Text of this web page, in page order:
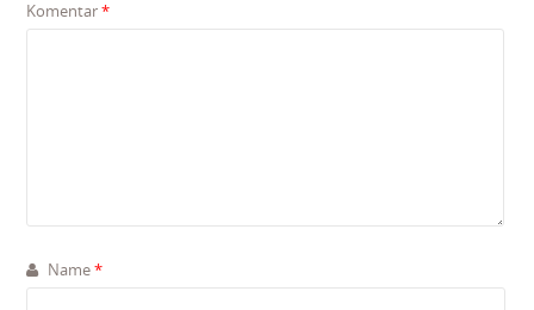
Komentar*
Name*